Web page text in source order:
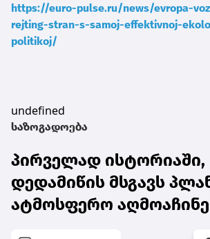
https://euro-pulse.ru/news/evropa-
rejting-stran-s-samoj-effektivnoj-
politikoj/
undefined
საზოგადოება
პირველად ისტორიაში,
დედამიწის მსგავს
ატმოსფერო